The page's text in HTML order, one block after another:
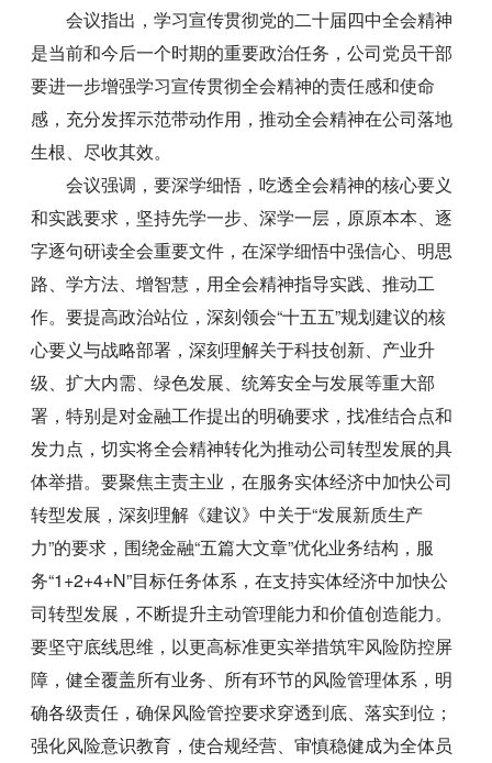
会议指出，学习宣传贯彻党的二十届四中全会精神
是当前和今后一个时期的重要政治任务，公司党员干部
要进一步增强学习宣传贯彻全会精神的责任感和使命
感，充分发挥示范带动作用，推动全会精神在公司落地
生根、尽收其效。
会议强调，要深学细悟，吃透全会精神的核心要义
和实践要求，坚持先学一步、深学一层，原原本本、逐
字逐句研读全会重要文件，在深学细悟中强信心、明思
路、学方法、增智慧，用全会精神指导实践、推动工
作。要提高政治站位，深刻领会“十五五”规划建议的核
心要义与战略部署，深刻理解关于科技创新、产业升
级、扩大内需、绿色发展、统筹安全与发展等重大部
署，特别是对金融工作提出的明确要求，找准结合点和
发力点，切实将全会精神转化为推动公司转型发展的具
体举措。要聚焦主责主业，在服务实体经济中加快公司
转型发展，深刻理解《建议》中关于“发展新质生产
力”的要求，围绕金融“五篇大文章”优化业务结构，服
务“1+2+4+N”目标任务体系，在支持实体经济中加快公
司转型发展，不断提升主动管理能力和价值创造能力。
要坚守底线思维，以更高标准更实举措筑牢风险防控屏
障，健全覆盖所有业务、所有环节的风险管理体系，明
确各级责任，确保风险管控要求穿透到底、落实到位；
强化风险意识教育，使合规经营、审慎稳健成为全体员